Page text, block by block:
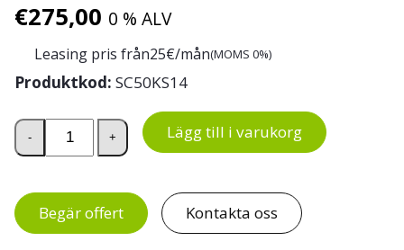
€275,00 0 % ALV
Leasing pris från25€/mån(MOMS 0%)
Produktkod: SC50KS14
Intolog arbetsstol Ver 140 mängd
- + Lägg till i varukorg
Begär offert Kontakta oss